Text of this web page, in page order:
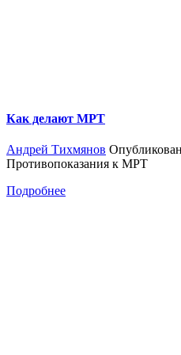
Как делают МРТ
Андрей Тихмянов
Противопоказания к МРТ
Подробнее